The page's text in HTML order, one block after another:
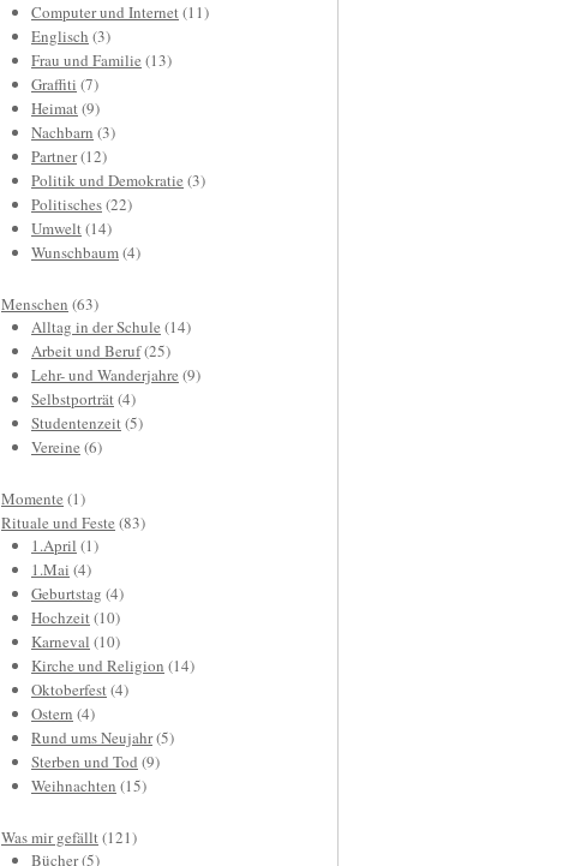
Computer und Internet(11)
Englisch (3)
Frau und Familie (13)
Graffiti (7)
Heimat(9)
Nachbarn (3)
Partner(12)
Politik und Demokratie (3)
Politisches(22)
Umwelt(14)
Wunschbaum(4)
Menschen (63)
Alltag in der Schule (14)
Arbeit und Beruf(25)
Lehr- und Wanderjahre (9)
Selbstporträt(4)
Studentenzeit(5)
Vereine (6)
Momente (1)
Rituale und Feste (83)
1.April (1)
1.Mai (4)
Geburtstag (4)
Hochzeit(10)
Karneval (10)
Kirche und Religion (14)
Oktoberfest(4)
Ostern (4)
Rund ums Neujahr(5)
Sterben und Tod (9)
Weihnachten (15)
Was mir gefällt(121)
Bücher(5)